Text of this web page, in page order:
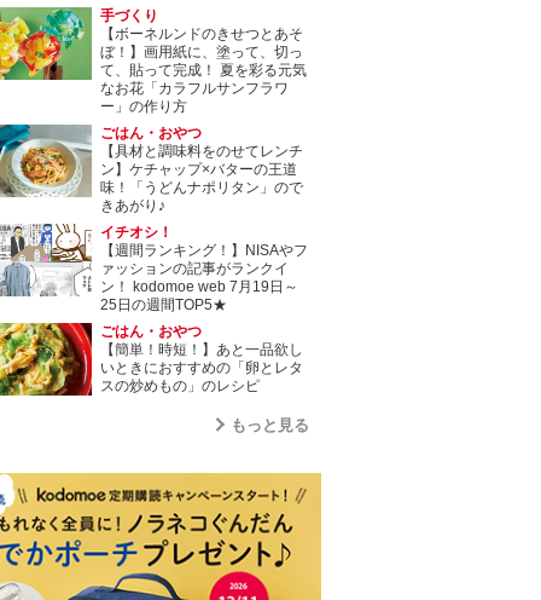
手づくり
【ボーネルンドのきせつとあそ
ぼ！】画用紙に、塗って、切っ
て、貼って完成！ 夏を彩る元気
なお花「カラフルサンフラワ
ー」の作り方
ごはん・おやつ
【具材と調味料をのせてレンチ
ン】ケチャップ×バターの王道
味！「うどんナポリタン」ので
きあがり♪
イチオシ！
【週間ランキング！】NISAやフ
ァッションの記事がランクイ
ン！ kodomoe web 7月19日～
25日の週間TOP5★
ごはん・おやつ
【簡単！時短！】あと一品欲し
いときにおすすめの「卵とレタ
スの炒めもの」のレシピ
もっと見る